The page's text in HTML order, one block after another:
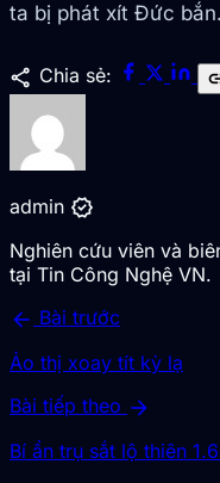
ta bị phát xít Đức bắn.
share Chia sẻ:
admin verified
Nghiên cứu viên và
tại Tin Công Nghệ VN.
arrow_back Bài trước
Ảo thị xoay tít kỳ lạ
Bài tiếp theo arrow_forward
Bí ẩn trụ sắt lộ thiên